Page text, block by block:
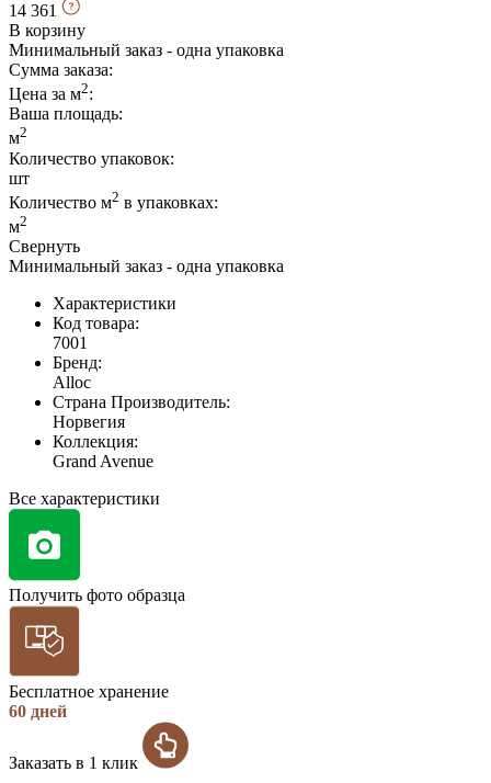
14 361
В корзину
Минимальный заказ - одна упаковка
Сумма заказа:
Цена за м2:
Ваша площадь:
м2
Количество упаковок:
шт
Количество м2 в упаковках:
м2
Свернуть
Минимальный заказ - одна упаковка
Характеристики
Код товара:
7001
Бренд:
Alloc
Страна Производитель:
Норвегия
Коллекция:
Grand Avenue
Все характеристики
Получить фото образца
Бесплатное хранение
60 дней
Заказать в 1 клик